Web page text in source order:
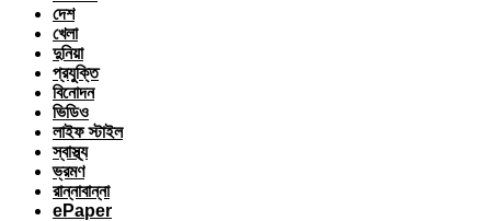
দেশ
খেলা
দুনিয়া
প্রযুক্তি
বিনোদন
ভিডিও
লাইফ স্টাইল
স্বাস্থ্য
ভ্রমণ
রান্নাবান্না
ePaper